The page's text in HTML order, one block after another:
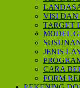
VISI DAN
TARGET
MODEL
JENIS
CARA
FORM